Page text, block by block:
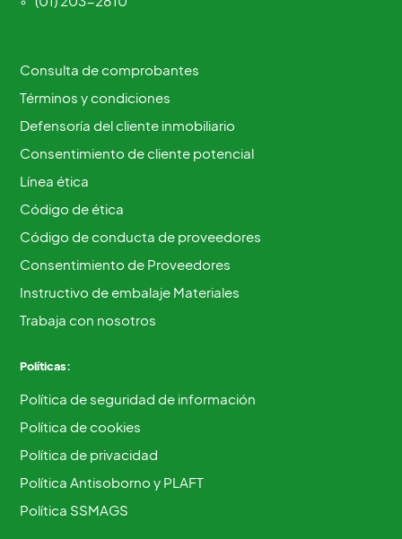
Consulta de comprobantes
Términos y condiciones
Defensoría del cliente inmobiliario
Consentimiento de cliente potencial
Línea ética
Código de ética
Código de conducta de proveedores
Consentimiento de Proveedores
Instructivo de embalaje Materiales
Trabaja con nosotros
Políticas:
Política de seguridad de información
Política de cookies
Política de privacidad
Política Antisoborno y PLAFT
Política SSMAGS